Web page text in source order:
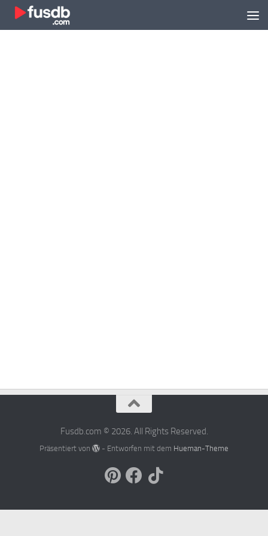
Zum Inhalt springen
Fusdb.com © 2026. All Rights Reserved.
Präsentiert von - Entworfen mit dem Hueman-Theme